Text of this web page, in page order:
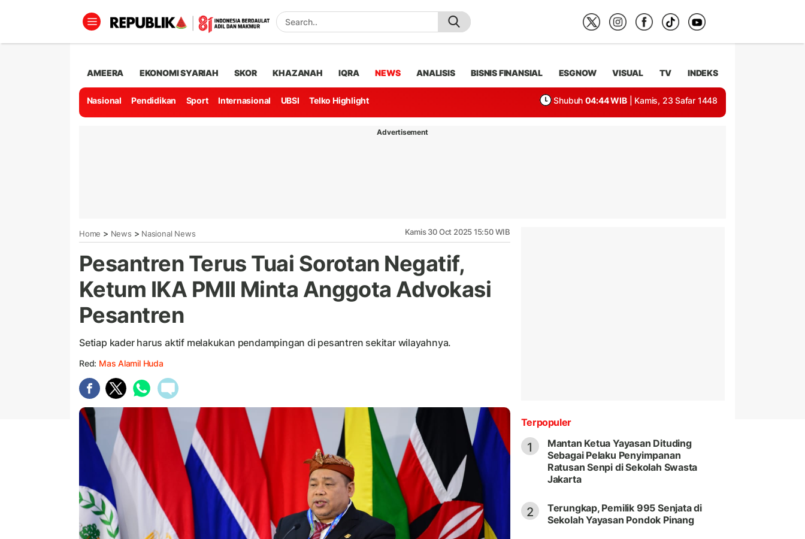
AMEERA EKONOMI SYARIAH SKOR KHAZANAH IQRA NEWS ANALISIS BISNIS FINANSIAL ESGNOW VISUAL TV INDEKS
Nasional Pendidikan Sport Internasional UBSI Telko Highlight Shubuh 04:44 WIB | Kamis, 23 Safar 1448
Advertisement
Home > News > Nasional News Kamis 30 Oct 2025 15:50 WIB
Pesantren Terus Tuai Sorotan Negatif,
Ketum IKA PMII Minta Anggota Advokasi
Pesantren
Setiap kader harus aktif melakukan pendampingan di pesantren sekitar wilayahnya.
Red: Mas Alamil Huda
Terpopuler
1
Mantan Ketua Yayasan Dituding
Sebagai Pelaku Penyimpanan
Ratusan Senpi di Sekolah Swasta
Jakarta
2
Terungkap, Pemilik 995 Senjata di
Sekolah Yayasan Pondok Pinang